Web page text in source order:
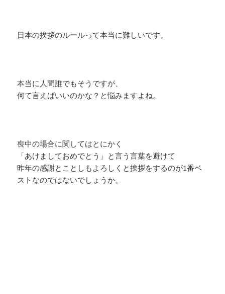
日本の挨拶のルールって本当に難しいです。
本当に人間誰でもそうですが、
何て言えばいいのかな？と悩みますよね。
喪中の場合に関してはとにかく
「あけましておめでとう」と言う言葉を避けて
昨年の感謝とことしもよろしくと挨拶をするのが1番ベ
ストなのではないでしょうか。